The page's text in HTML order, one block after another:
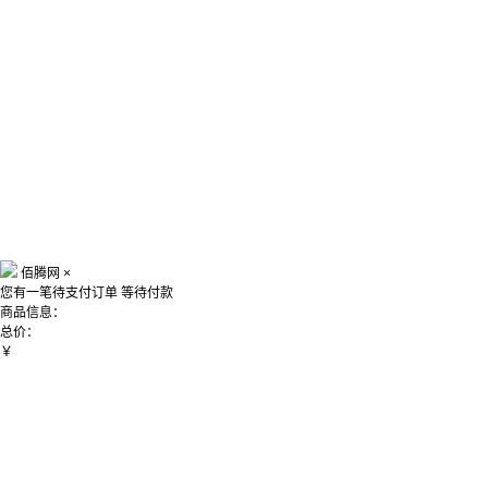
佰腾网 ×
您有一笔待支付订单 等待付款
商品信息：
总价：
￥